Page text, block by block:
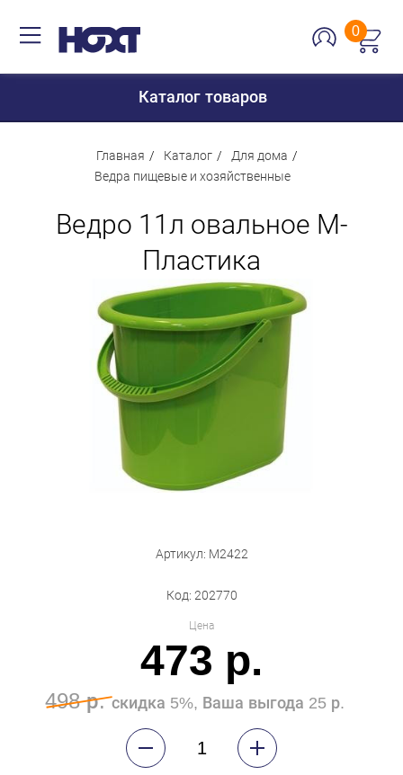
0
Каталог товаров
Для кухни
Для дачи и отдыха
Строительство и ремонт
Бытовая техника
Обувь для дома и дачи
Главная Каталог
Для дома
Ведра пищевые и хозяйственные
Ведро 11л овальное М-
Пластика
Артикул: М2422
Код: 202770
Цена
473 р.
498 р.скидка 5%, Ваша выгода 25 р.